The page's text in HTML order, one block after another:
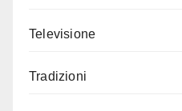
Televisione
Tradizioni